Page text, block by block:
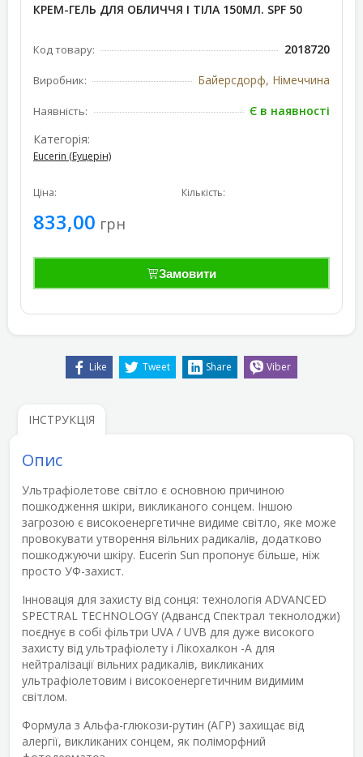
КРЕМ-ГЕЛЬ ДЛЯ ОБЛИЧЧЯ І ТІЛА 150МЛ. SPF 50
Код товару: 2018720
Виробник: Байерсдорф, Німеччина
Наявність:
Є в наявності
Категорія:
Eucerin (Еуцерін)
Ціна:
833,00 грн
Кількість:
Замовити
Like Tweet Share Viber
ІНСТРУКЦІЯ
Опис
Ультрафіолетове світло є основною причиною
пошкодження шкіри, викликаного сонцем. Іншою
загрозою є високоенергетичне видиме світло, яке може
провокувати утворення вільних радикалів, додатково
пошкоджуючи шкіру. Eucerin Sun пропонує більше, ніж
просто УФ-захист.
Інновація для захисту від сонця: технологія ADVANCED
SPECTRAL TECHNOLOGY (Адвансд Спектрал текнолоджи)
поєднує в собі фільтри UVA / UVB для дуже високого
захисту від ультрафіолету і Лікохалкон -А для
нейтралізації вільних радикалів, викликаних
ультрафіолетовим і високоенергетичним видимим
світлом.
Формула з Альфа-глюкози-рутин (АГР) захищає від
алергії, викликаних сонцем, як поліморфний